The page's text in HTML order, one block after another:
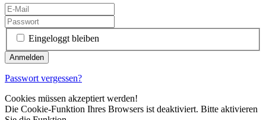
Eingeloggt bleiben
Passwort vergessen?
Cookies müssen akzeptiert werden!
Die Cookie-Funktion Ihres Browsers ist deaktiviert. Bitte aktivieren